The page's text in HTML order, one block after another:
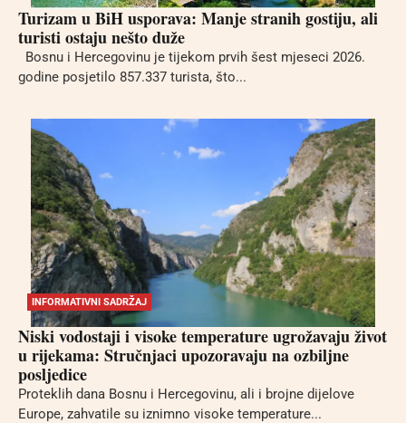
Turizam u BiH usporava: Manje stranih gostiju, ali
turisti ostaju nešto duže
Bosnu i Hercegovinu je tijekom prvih šest mjeseci 2026.
godine posjetilo 857.337 turista, što...
INFORMATIVNI SADRŽAJ
Niski vodostaji i visoke temperature ugrožavaju život
u rijekama: Stručnjaci upozoravaju na ozbiljne
posljedice
Proteklih dana Bosnu i Hercegovinu, ali i brojne dijelove
Europe, zahvatile su iznimno visoke temperature...